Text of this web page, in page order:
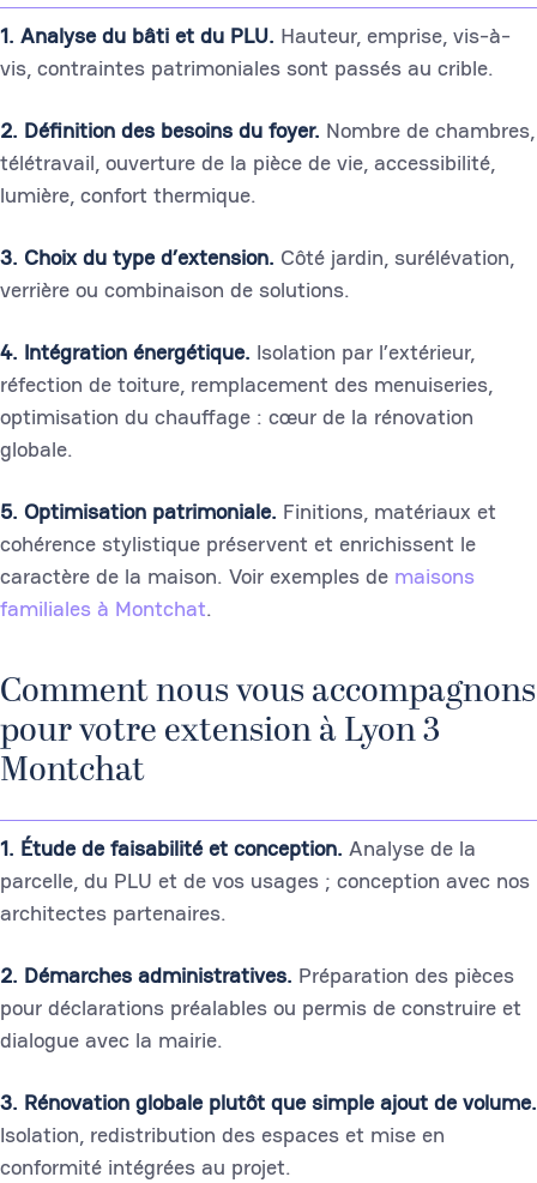
1. Analyse du bâti et du PLU. Hauteur, emprise, vis-à-
vis, contraintes patrimoniales sont passés au crible.
2. Définition des besoins du foyer. Nombre de chambres,
télétravail, ouverture de la pièce de vie, accessibilité,
lumière, confort thermique.
3. Choix du type d’extension. Côté jardin, surélévation,
verrière ou combinaison de solutions.
4. Intégration énergétique. Isolation par l’extérieur,
réfection de toiture, remplacement des menuiseries,
optimisation du chauffage : cœur de la rénovation
globale.
5. Optimisation patrimoniale. Finitions, matériaux et
cohérence stylistique préservent et enrichissent le
caractère de la maison. Voir exemples de maisons
familiales à Montchat.
Comment nous vous accompagnons
pour votre extension à Lyon 3
Montchat
1. Étude de faisabilité et conception. Analyse de la
parcelle, du PLU et de vos usages ; conception avec nos
architectes partenaires.
2. Démarches administratives. Préparation des pièces
pour déclarations préalables ou permis de construire et
dialogue avec la mairie.
3. Rénovation globale plutôt que simple ajout de volume.
Isolation, redistribution des espaces et mise en
conformité intégrées au projet.